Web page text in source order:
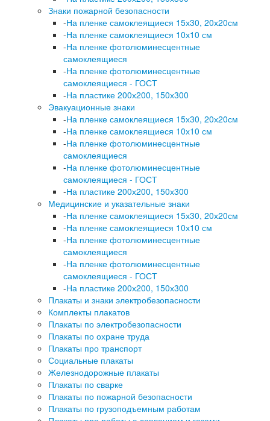
Знаки пожарной безопасности
-На пленке самоклеящиеся 15х30, 20х20см
-На пленке самоклеящиеся 10х10 см
-На пленке фотолюминесцентные
самоклеящиеся
-На пленке фотолюминесцентные
самоклеящиеся - ГОСТ
-На пластике 200х200, 150х300
Эвакуационные знаки
-На пленке самоклеящиеся 15х30, 20х20см
-На пленке самоклеящиеся 10х10 см
-На пленке фотолюминесцентные
самоклеящиеся
-На пленке фотолюминесцентные
самоклеящиеся - ГОСТ
-На пластике 200х200, 150х300
Медицинские и указательные знаки
-На пленке самоклеящиеся 15х30, 20х20см
-На пленке самоклеящиеся 10х10 см
-На пленке фотолюминесцентные
самоклеящиеся
-На пленке фотолюминесцентные
самоклеящиеся - ГОСТ
-На пластике 200х200, 150х300
Плакаты и знаки электробезопасности
Комплекты плакатов
Плакаты по электробезопасности
Плакаты по охране труда
Плакаты про транспорт
Социальные плакаты
Железнодорожные плакаты
Плакаты по сварке
Плакаты по пожарной безопасности
Плакаты по грузоподъемным работам